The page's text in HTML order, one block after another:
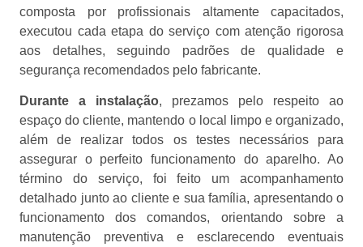
composta por profissionais altamente capacitados,
executou cada etapa do serviço com atenção rigorosa
aos detalhes, seguindo padrões de qualidade e
segurança recomendados pelo fabricante.
Durante a instalação, prezamos pelo respeito ao
espaço do cliente, mantendo o local limpo e organizado,
além de realizar todos os testes necessários para
assegurar o perfeito funcionamento do aparelho. Ao
término do serviço, foi feito um acompanhamento
detalhado junto ao cliente e sua família, apresentando o
funcionamento dos comandos, orientando sobre a
manutenção preventiva e esclarecendo eventuais